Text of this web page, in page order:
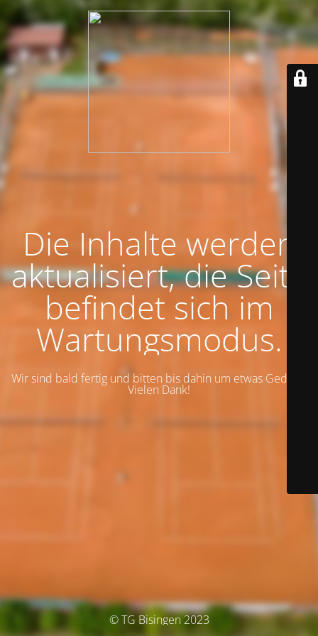
Die Inhalte werden
aktualisiert, die Seite
befindet sich im
Wartungsmodus.
Wir sind bald fertig und bitten bis dahin um etwas Geduld.
Vielen Dank!
© TG Bisingen 2023